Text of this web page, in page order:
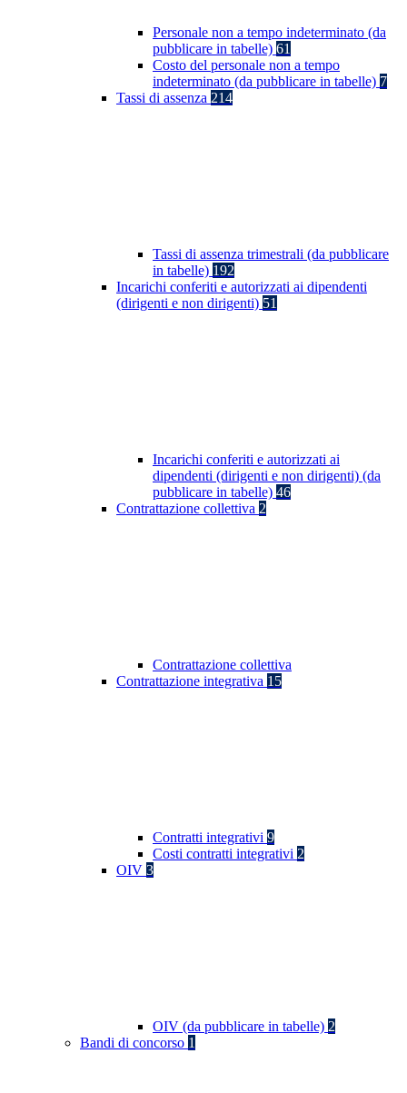
Personale non a tempo indeterminato (da
pubblicare in tabelle) 61
Costo del personale non a tempo
indeterminato (da pubblicare in tabelle) 7
Tassi di assenza 214
Tassi di assenza trimestrali (da pubblicare
in tabelle) 192
Incarichi conferiti e autorizzati ai dipendenti
(dirigenti e non dirigenti) 51
Incarichi conferiti e autorizzati ai
dipendenti (dirigenti e non dirigenti) (da
pubblicare in tabelle) 46
Contrattazione collettiva 2
Contrattazione collettiva
Contrattazione integrativa 15
Contratti integrativi 9
Costi contratti integrativi 2
OIV 3
OIV (da pubblicare in tabelle) 2
Bandi di concorso 1